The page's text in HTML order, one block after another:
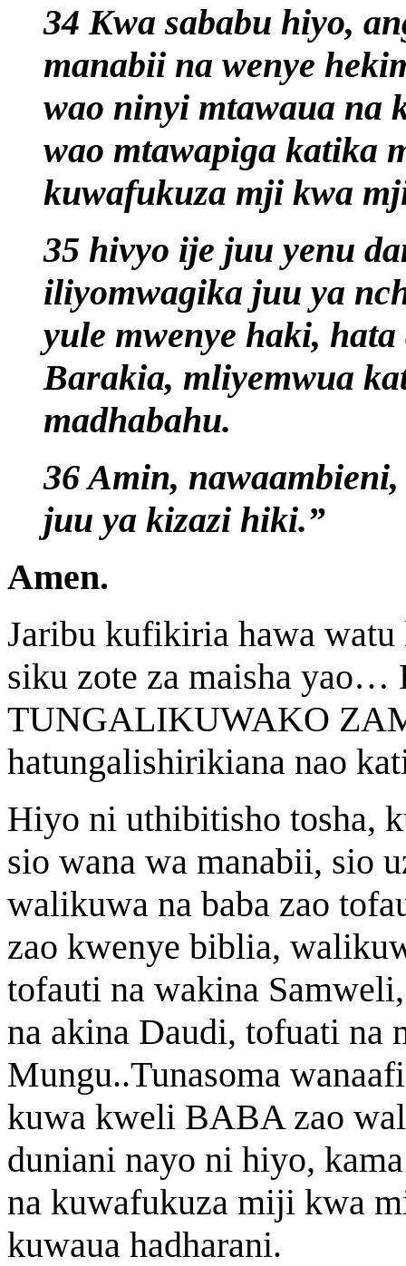
34 Kwa sababu hiyo,
manabii na wenye
wao ninyi mtawaua na
wao mtawapiga katika
kuwafukuza mji kwa
35 hivyo ije juu yenu
iliyomwagika juu ya
yule mwenye haki,
Barakia, mliyemwua
madhabahu.
36 Amin,
juu ya kizazi hiki.”
Amen.
Jaribu kufikiria hawa
siku zote za maisha
TUNGALIKUWAKO
hatungalishirikiana nao
Hiyo ni uthibitisho tosha,
sio wana wa manabii, sio
walikuwa na baba zao
zao kwenye biblia,
tofauti na wakina
na akina Daudi, tofuati na
Mungu..Tunasoma
kuwa kweli BABA zao
duniani nayo ni hiyo,
na kuwafukuza miji kwa
kuwaua hadharani.